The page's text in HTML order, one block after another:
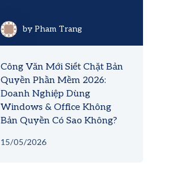
by Pham Trang
15/05/2026
Công Văn Mới Siết Chặt Bản
Quyền Phần Mềm 2026:
Doanh Nghiệp Dùng
Windows & Office Không
Bản Quyền Có Sao Không?